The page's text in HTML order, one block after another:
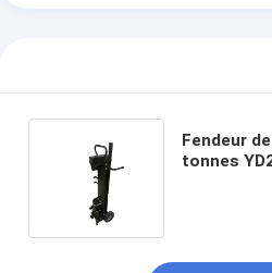
Fendeur
tonnes